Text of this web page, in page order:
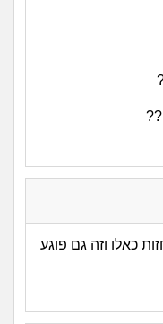
כאלו וזה גם פוגע